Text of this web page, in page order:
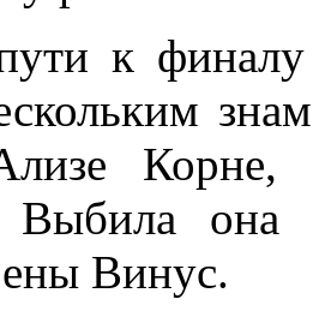
к финалу
Корне,
Выбила она
Винус.